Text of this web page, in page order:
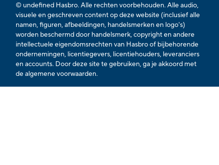
© undefined Hasbro. Alle rechten voorbehouden. Alle audio,
visuele en geschreven content op deze website (inclusief alle
namen, figuren, afbeeldingen, handelsmerken en logo's)
worden beschermd door handelsmerk, copyright en andere
intellectuele eigendomsrechten van Hasbro of bijbehorende
ondernemingen, licentiegevers, licentiehouders, leveranciers
en accounts. Door deze site te gebruiken, ga je akkoord met
dealgemene voorwaarden.